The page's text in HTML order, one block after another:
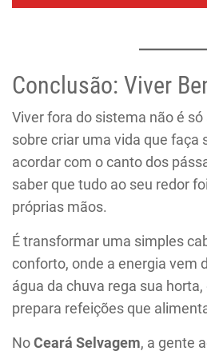
Conclusão: Viver
Viver fora do sistema não é
sobre criar uma vida que faça
acordar com o canto dos
saber que tudo ao seu redor
próprias mãos.
É transformar uma simples
conforto, onde a energia vem
água da chuva rega sua
prepara refeições que
NoCeará Selvagem, a gente